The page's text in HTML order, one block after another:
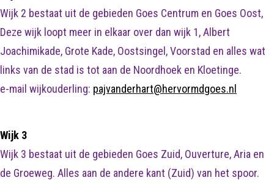
Wijk 2 bestaat uit de gebieden Goes Centrum en Goes Oost,
Deze wijk loopt meer in elkaar over dan wijk 1, Albert
Joachimikade, Grote Kade, Oostsingel, Voorstad en alles wat
links van de stad is tot aan de Noordhoek en Kloetinge.
e-mail wijkouderling: pajvanderhart@hervormdgoes.nl
Wijk 3
Wijk 3 bestaat uit de gebieden Goes Zuid, Ouverture, Aria en
de Groeweg. Alles aan de andere kant (Zuid) van het spoor.